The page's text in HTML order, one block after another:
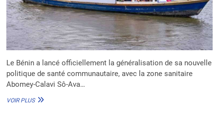
Le Bénin a lancé officiellement la généralisation de sa nouvelle
politique de santé communautaire, avec la zone sanitaire
Abomey-Calavi Sô-Ava…
VOIR PLUSGÉNÉRALISATION